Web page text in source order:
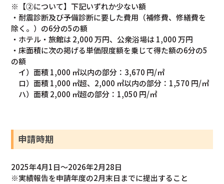
※【②について】下記いずれか少ない額
・耐震診断及び予備診断に要した費用（補修費、修繕費を
除く。）の6分の5の額
・ホテル・旅館は 2,000 万円、公衆浴場は 1,000 万円
・床面積に次の掲げる単価限度額を乗じて得た額の6分の5
の額
イ）面積 1,000 ㎡以内の部分：3,670 円/㎡
ロ）面積 1,000 ㎡超、2,000 ㎡以内の部分：1,570 円/㎡
ハ）面積 2,000 ㎡超の部分：1,050 円/㎡
申請時期
2025年4月1日～2026年2月28日
※実績報告を申請年度の2月末日までに提出すること